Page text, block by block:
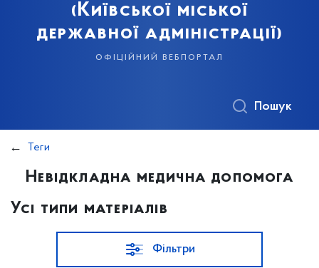
(Київської міської
державної адміністрації)
офіційний вебпортал
Пошук
Теги
Невідкладна медична допомога
Усі типи матеріалів
Фільтри